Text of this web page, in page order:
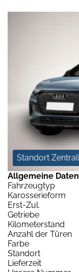
Standort
Allgemeine
Fahrzeugtyp
Karosserieform
Erst-Zul.
Getriebe
Kilometerstand
Anzahl der Türen
Farbe
Standort
Lieferzeit